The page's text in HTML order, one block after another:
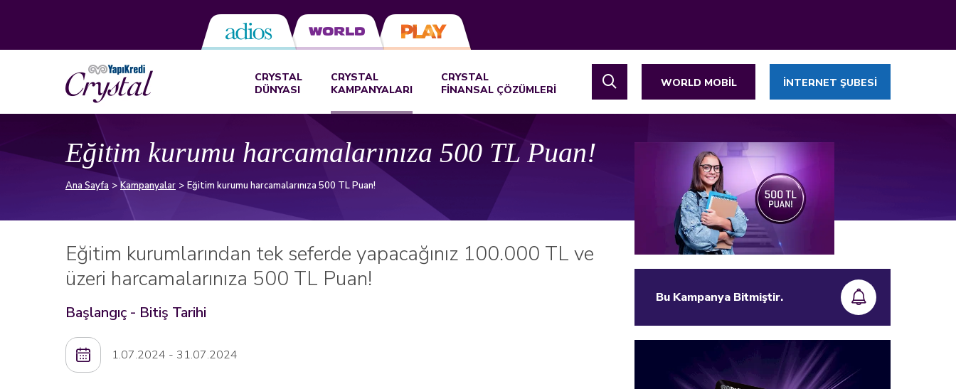
CRYSTAL
DÜNYASI
CRYSTAL
KAMPANYALARI
CRYSTAL
FİNANSAL ÇÖZÜMLERİ
WORLD MOBİL İNTERNET ŞUBESİ
Bu Kampanya Bitmiştir.
Eğitim kurumu harcamalarınıza 500 TL Puan!
Ana Sayfa Kampanyalar Eğitim kurumu harcamalarınıza 500 TL Puan!
Eğitim kurumlarından tek seferde yapacağınız 100.000 TL ve
üzeri harcamalarınıza 500 TL Puan!
Başlangıç - Bitiş Tarihi
1.07.2024 - 31.07.2024